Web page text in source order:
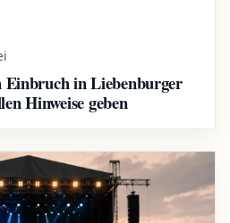
Einbruch in Liebenburger
Hinweise geben